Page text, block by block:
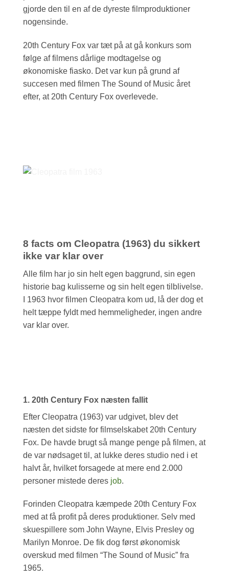
gjorde den til en af de dyreste filmproduktioner
nogensinde.
20th Century Fox var tæt på at gå konkurs som
følge af filmens dårlige modtagelse og
økonomiske fiasko. Det var kun på grund af
succesen med filmen The Sound of Music året
efter, at 20th Century Fox overlevede.
8 facts om Cleopatra (1963) du sikkert
ikke var klar over
Alle film har jo sin helt egen baggrund, sin egen
historie bag kulisserne og sin helt egen tilblivelse.
I 1963 hvor filmen Cleopatra kom ud, lå der dog et
helt tæppe fyldt med hemmeligheder, ingen andre
var klar over.
1. 20th Century Fox næsten fallit
Efter Cleopatra (1963) var udgivet, blev det
næsten det sidste for filmselskabet 20th Century
Fox. De havde brugt så mange penge på filmen, at
de var nødsaget til, at lukke deres studio ned i et
halvt år, hvilket forsagede at mere end 2.000
personer mistede deres job.
Forinden Cleopatra kæmpede 20th Century Fox
med at få profit på deres produktioner. Selv med
skuespillere som John Wayne, Elvis Presley og
Marilyn Monroe. De fik dog først økonomisk
overskud med filmen “The Sound of Music” fra
1965.